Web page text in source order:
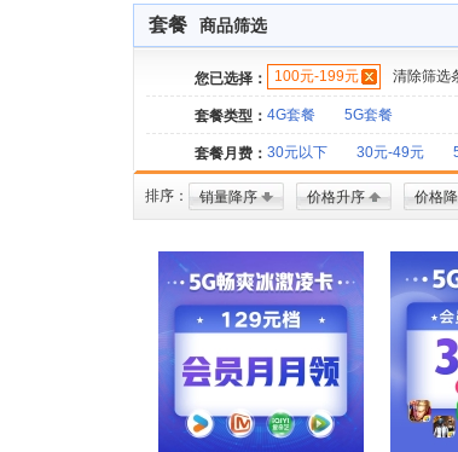
套餐 商品筛选
您已选择： 100元-199元 清除筛选
套餐类型： 4G套餐 5G套餐
套餐月费： 30元以下 30元-49元
排序： 销量降序 价格升序 价格